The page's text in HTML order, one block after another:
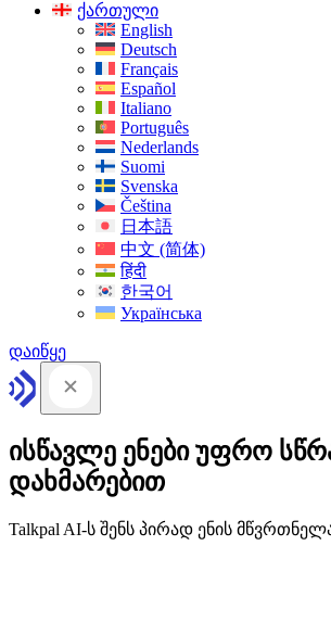
ქართული
English
Deutsch
Français
Español
Italiano
Português
Nederlands
Suomi
Svenska
Čeština
日本語
中文 (简体)
हिंदी
한국어
Українська
დაიწყე
ისწავლე ენები უფრო
დახმარებით
Talkpal AI-ს შენს პირად ენის